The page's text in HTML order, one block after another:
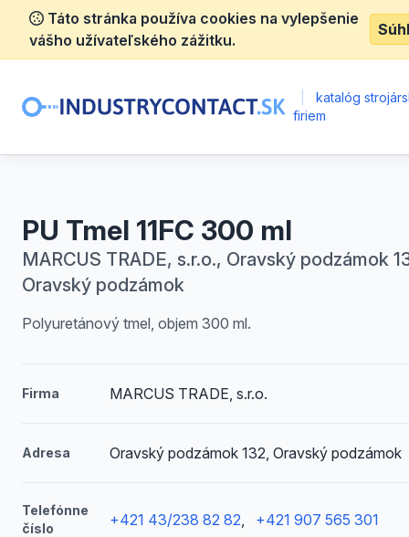
Táto stránka používa cookies na vylepšenie
vášho užívateľského zážitku.
katalóg
firiem
PU Tmel 11FC 300 ml
MARCUS TRADE, s.r.o., Oravský podzámok
Oravský podzámok
Polyuretánový tmel, objem 300 ml.
Firma MARCUS TRADE, s.r.o.
Adresa Oravský podzámok 132, Oravský podzámok
Telefónne
číslo
+421 43/238 82 82, +421 907 565 301